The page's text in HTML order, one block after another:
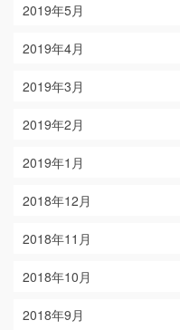
2019年5月
2019年4月
2019年3月
2019年2月
2019年1月
2018年12月
2018年11月
2018年10月
2018年9月